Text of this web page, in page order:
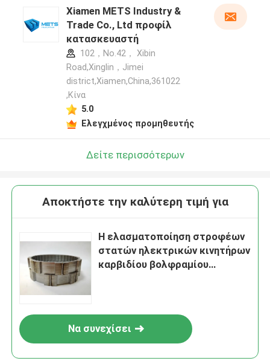
Xiamen METS Industry &
Trade Co., Ltd προφίλ
κατασκευαστή
102，No.42， Xibin
Road,Xinglin，Jimei
district,Xiamen,China,361022
,Κίνα
5.0
Ελεγχμένος προμηθευτής
Δείτε περισσότερων
Αποκτήστε την καλύτερη τιμή για
Η ελασματοποίηση στροφέων
στατών ηλεκτρικών κινητήρων
καρβιδίου βολφραμίου
Να συνεχίσει